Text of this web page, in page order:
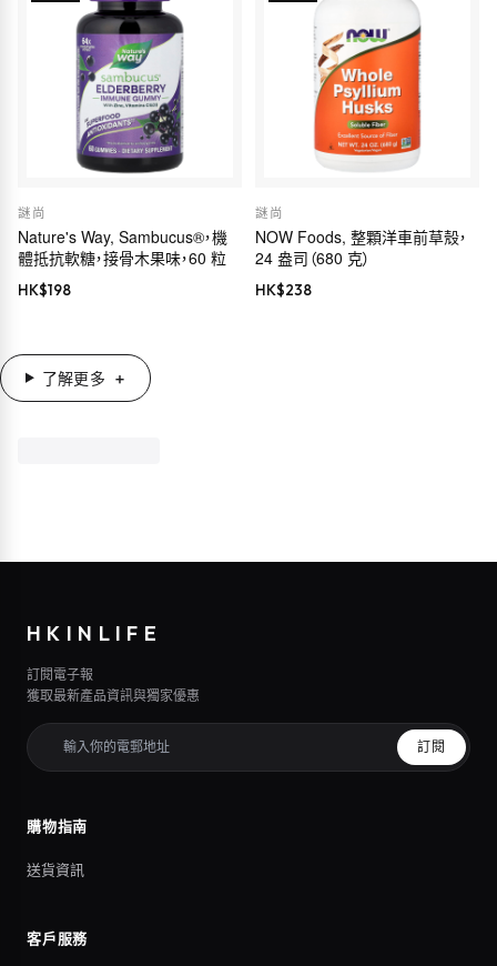
謎尚
Nature's Way, Sambucus®，機
體抵抗軟糖，接骨木果味，60 粒
HK$198
謎尚
NOW Foods, 整顆洋車前草殼，
24 盎司（680 克）
HK$238
了解更多
HKINLIFE
訂閱電子報
獲取最新產品資訊與獨家優惠
訂閱
購物指南
送貨資訊
客戶服務